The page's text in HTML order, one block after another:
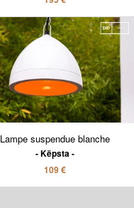
Lampe suspendue blanche
Këpsta
109 €